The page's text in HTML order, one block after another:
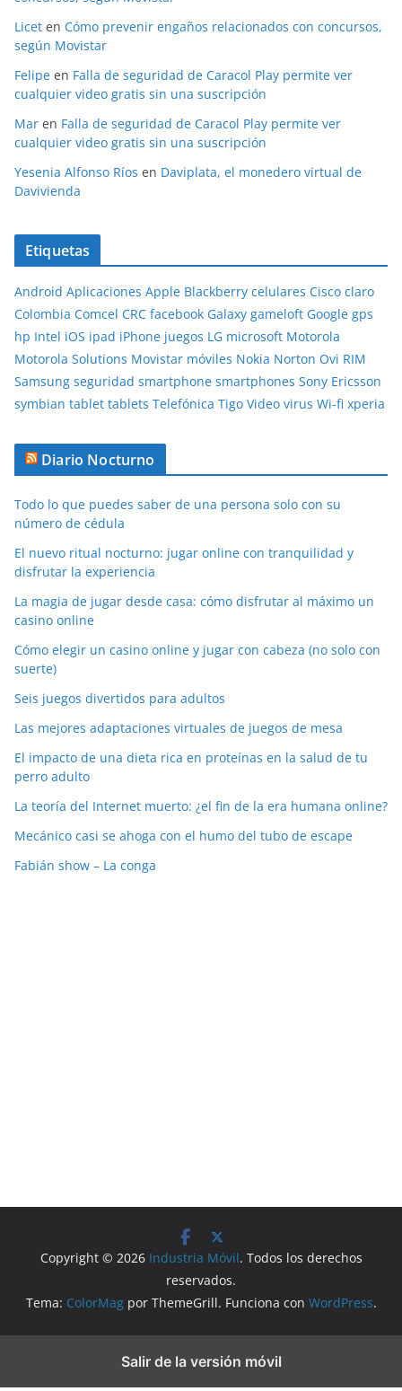
Licet en Cómo prevenir engaños relacionados con concursos,
según Movistar
Felipe en Falla de seguridad de Caracol Play permite ver
cualquier video gratis sin una suscripción
Mar en Falla de seguridad de Caracol Play permite ver
cualquier video gratis sin una suscripción
Yesenia Alfonso Ríos en Daviplata, el monedero virtual de
Davivienda
Etiquetas
Android Aplicaciones Apple Blackberry celulares Cisco claro
Colombia Comcel CRC facebook Galaxy gameloft Google gps
hp Intel iOS ipad iPhone juegos LG microsoft Motorola
Motorola Solutions Movistar móviles Nokia Norton Ovi RIM
Samsung seguridad smartphone smartphones Sony Ericsson
symbian tablet tablets Telefónica Tigo Video virus Wi-fi xperia
Diario Nocturno
Todo lo que puedes saber de una persona solo con su
número de cédula
El nuevo ritual nocturno: jugar online con tranquilidad y
disfrutar la experiencia
La magia de jugar desde casa: cómo disfrutar al máximo un
casino online
Cómo elegir un casino online y jugar con cabeza (no solo con
suerte)
Seis juegos divertidos para adultos
Las mejores adaptaciones virtuales de juegos de mesa
El impacto de una dieta rica en proteínas en la salud de tu
perro adulto
La teoría del Internet muerto: ¿el fin de la era humana online?
Mecánico casi se ahoga con el humo del tubo de escape
Fabián show – La conga
Copyright © 2026 Industria Móvil. Todos los derechos
reservados.
Tema: ColorMagpor ThemeGrill. Funciona con WordPress.
Salir de la versión móvil